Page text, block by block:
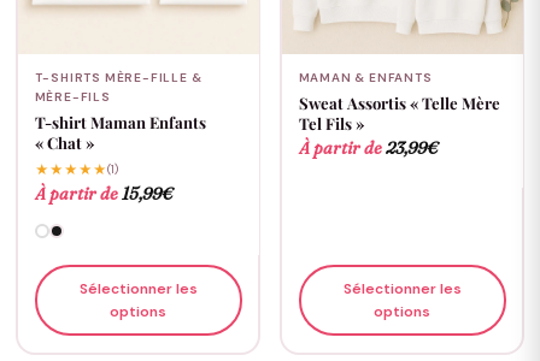
T-SHIRTS MÈRE-FILLE &
MÈRE-FILS
T-shirt Maman Enfants
« Chat »
★★★★★(1)
À partir de15,99€
Sélectionner les
options
MAMAN & ENFANTS
Sweat Assortis « Telle Mère
Tel Fils »
À partir de23,99€
Sélectionner les
options